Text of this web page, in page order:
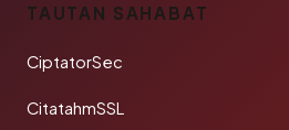
TAUTAN SAHABAT
CiptatorSec
CitatahmSSL